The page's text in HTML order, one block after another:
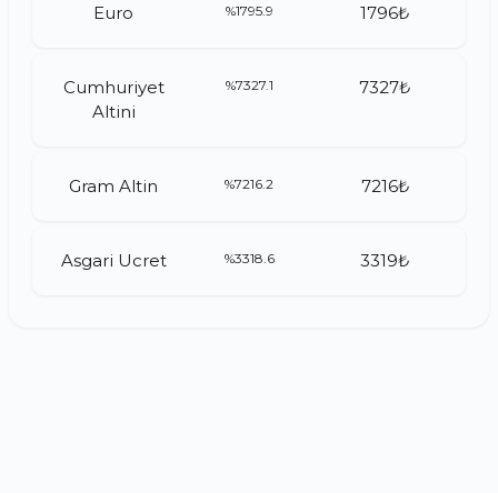
Euro %1795.9 1796₺
Cumhuriyet
Altini
%7327.1 7327₺
Gram Altin %7216.2 7216₺
Asgari Ucret %3318.6 3319₺